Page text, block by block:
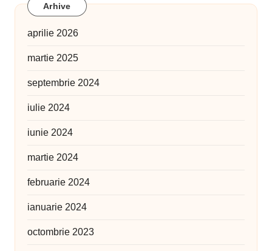
Arhive
aprilie 2026
martie 2025
septembrie 2024
iulie 2024
iunie 2024
martie 2024
februarie 2024
ianuarie 2024
octombrie 2023